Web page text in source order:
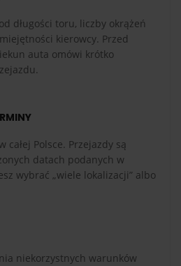
długości toru, liczby okrążeń
kierowcy. Przed
auta omówi krótko
całej Polsce. Przejazdy są
datach podanych w
wybrać „wiele lokalizacji” albo
niekorzystnych warunków